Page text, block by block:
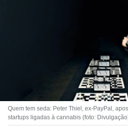
Quem tem seda: Peter Thiel, ex-PayPal,
startups ligadas à cannabis (foto: